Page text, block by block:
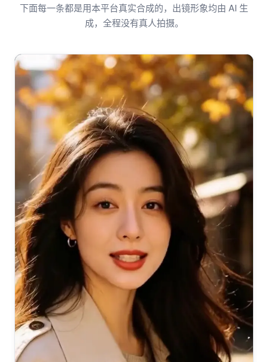
下面每一条都是用本平台真实合成的，出镜形象均由 AI 生
成，全程没有真人拍摄。